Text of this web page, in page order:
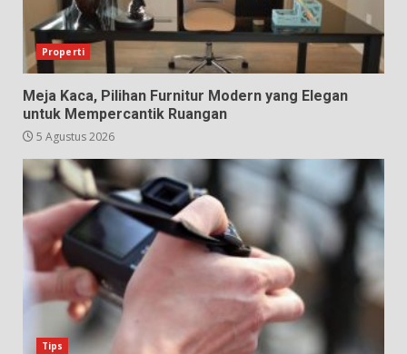
Properti
Meja Kaca, Pilihan Furnitur Modern yang Elegan
untuk Mempercantik Ruangan
5 Agustus 2026
Tips